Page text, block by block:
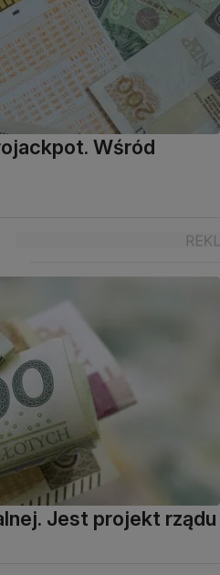
Wśród
Jest projekt rządu